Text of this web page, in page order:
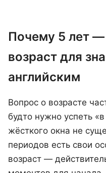
Почему 5 лет
возраст для
английским
Вопрос о возрасте
будто нужно успеть
жёсткого окна не
периодов есть свои
возраст —